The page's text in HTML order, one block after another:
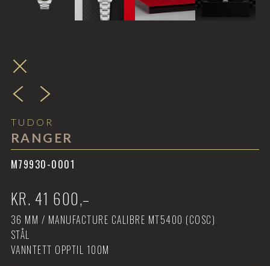
TUDOR
RANGER
M79930-0001
KR. 41 600,–
36 MM / MANUFACTURE CALIBRE MT5400 (COSC)
STÅL
VANNTETT OPPTIL 100M